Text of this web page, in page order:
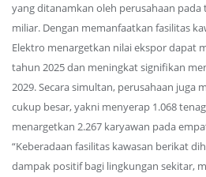
yang ditanamkan oleh perusahaan pada
miliar. Dengan memanfaatkan fasilitas
Elektro menargetkan nilai ekspor dapat
tahun 2025 dan meningkat signifikan
2029. Secara simultan, perusahaan juga
cukup besar, yakni menyerap 1.068
menargetkan 2.267 karyawan pada
“Keberadaan fasilitas kawasan berikat
dampak positif bagi lingkungan sekitar,